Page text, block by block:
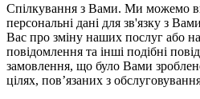
Спілкування з Вами. Ми можемо
персональні дані для зв'язку з
Вас про зміну наших послуг або
повідомлення та інші подібні
замовлення, що було Вами
цілях, пов’язаних з